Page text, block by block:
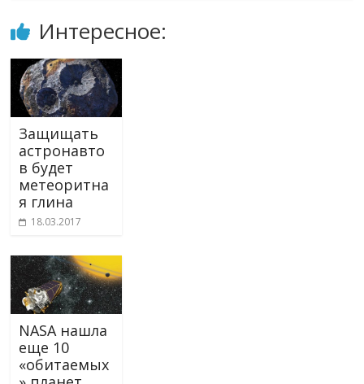
Интересное:
Защищать
астронавто
в будет
метеоритна
я глина
18.03.2017
NASA нашла
еще 10
«обитаемых